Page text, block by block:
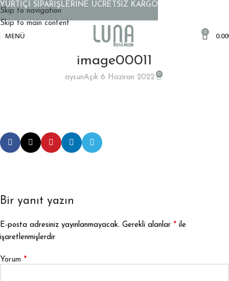
Skip to navigation
Skip to main content
MENÜ 0 0.00
image00011
aysunAçık 6 Haziran 2022 0
Bir yanıt yazın
E-posta adresiniz yayınlanmayacak. Gerekli alanlar * ile
işaretlenmişlerdir
Yorum *
YURTİÇİ SİPARİŞLERİNE ÜCRETSİZ KARGO